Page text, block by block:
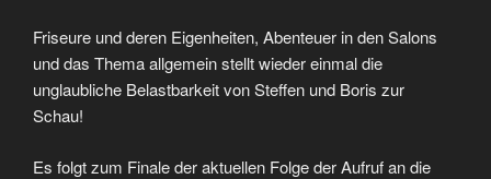
Friseure und deren Eigenheiten, Abenteuer in den Salons
und das Thema allgemein stellt wieder einmal die
unglaubliche Belastbarkeit von Steffen und Boris zur
Schau!
Es folgt zum Finale der aktuellen Folge der Aufruf an die